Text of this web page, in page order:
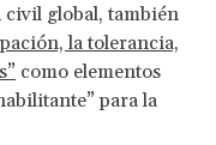
civil global, también
la tolerancia,
como elementos
para la